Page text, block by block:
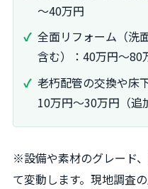
～40万円
全面リフォーム（洗
含む）：40万円～80
老朽配管の交換や床
10万円～30万円（追
※設備や素材のグレード
て変動します。現地調査